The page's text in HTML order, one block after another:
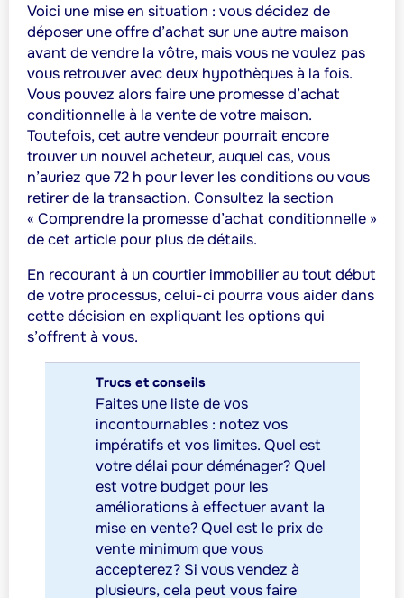
Voici une mise en situation : vous décidez de
déposer une offre d’achat sur une autre maison
avant de vendre la vôtre, mais vous ne voulez pas
vous retrouver avec deux hypothèques à la fois.
Vous pouvez alors faire une promesse d’achat
conditionnelle à la vente de votre maison.
Toutefois, cet autre vendeur pourrait encore
trouver un nouvel acheteur, auquel cas, vous
n’auriez que 72 h pour lever les conditions ou vous
retirer de la transaction. Consultez la section
« Comprendre la promesse d’achat conditionnelle »
de cet article pour plus de détails.
En recourant à un courtier immobilier au tout début
de votre processus, celui-ci pourra vous aider dans
cette décision en expliquant les options qui
s’offrent à vous.
Trucs et conseils
Faites une liste de vos
incontournables : notez vos
impératifs et vos limites. Quel est
votre délai pour déménager? Quel
est votre budget pour les
améliorations à effectuer avant la
mise en vente? Quel est le prix de
vente minimum que vous
accepterez? Si vous vendez à
plusieurs, cela peut vous faire